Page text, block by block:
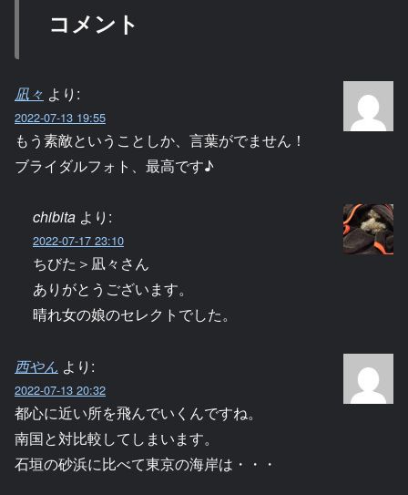
コメント
凪々 より:
2022-07-13 19:55
もう素敵ということしか、言葉がでません！
ブライダルフォト、最高です♪
chibita より:
2022-07-17 23:10
ちびた＞凪々さん
ありがとうございます。
晴れ女の娘のセレクトでした。
西やん より:
2022-07-13 20:32
都心に近い所を飛んでいくんですね。
南国と対比較してしまいます。
石垣の砂浜に比べて東京の海岸は・・・